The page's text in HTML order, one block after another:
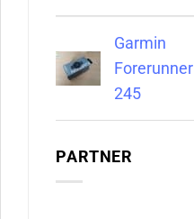
Garmin
Forerunner
245
PARTNER